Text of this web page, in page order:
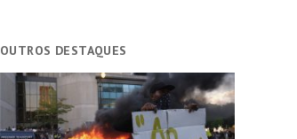
OUTROS DESTAQUES